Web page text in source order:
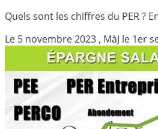
Quels sont les chiffres du PER ?
Le 5 novembre 2023 , MàJ le 1er